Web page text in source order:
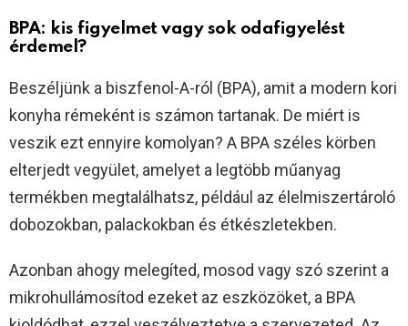
BPA: kis figyelmet vagy sok odafigyelést
érdemel?
Beszéljünk a biszfenol-A-ról (BPA), amit a modern kori
konyha rémeként is számon tartanak. De miért is
veszik ezt ennyire komolyan? A BPA széles körben
elterjedt vegyület, amelyet a legtöbb műanyag
termékben megtalálhatsz, például az élelmiszertároló
dobozokban, palackokban és étkészletekben.
Azonban ahogy melegíted, mosod vagy szó szerint a
mikrohullámosítod ezeket az eszközöket, a BPA